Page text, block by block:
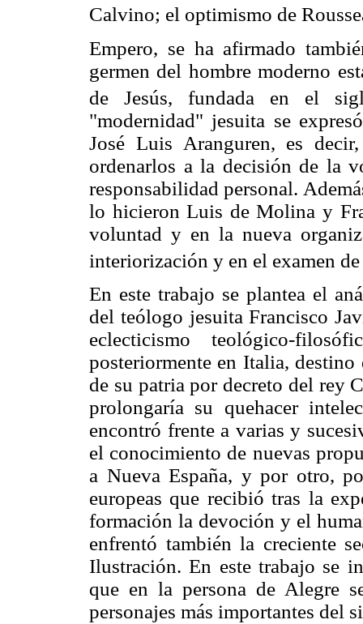
Calvino; el optimismo de
Empero, se ha afirmado
germen del hombre moderno
de Jesús, fundada en el
"modernidad" jesuita se
José Luis Aranguren, es
ordenarlos a la decisión de la
responsabilidad personal.
lo hicieron Luis de Molina y
voluntad y en la nueva
interiorización y en el examen
En este trabajo se plantea el
del teólogo jesuita Francisco
eclecticismo teológico-
posteriormente en Italia,
de su patria por decreto del rey
prolongaría su quehacer
encontró frente a varias y
el conocimiento de nuevas
a Nueva España, y por otro,
europeas que recibió tras la
formación la devoción y el
enfrentó también la creciente
Ilustración. En este trabajo se
que en la persona de Alegre
personajes más importantes del